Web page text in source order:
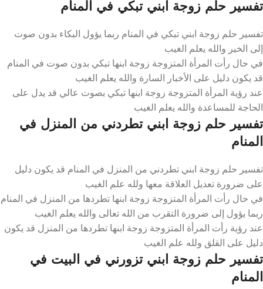
تفسير حلم زوجة ابني تبكي في المنام
تفسير حلم زوجة ابني تبكي في المنام ربما يؤول البكاء بدون صوت
إلى الخير والله يعلم الغيب
في حال رأت المرأة المتزوجة زوجة ابنها تبكي بدون صوت في المنام
قد يكون دليل على الأخبار السارة والله يعلم الغيب
عند رؤية المرأة المتزوجة زوجة ابنها تبكي بصوت عالي قد يدل على
الحاجة للمساعدة والله يعلم الغيب
تفسير حلم زوجة ابني تطردني من المنزل في
المنام
تفسير حلم زوجة ابني تطردني من المنزل في المنام قد يكون دليل
على ضرورة تعديل العلاقة معها ولله علم الغيب
في حال رأت المرأة المتزوجة زوجة ابنها تطردها من المنزل في المنام
ربما يؤول إلى ضرورة التقرب من الله تعالى والله يعلم الغيب
عند رؤية رأت المرأة المتزوجة زوجة ابنها تطردها من المنزل قد يكون
دليل على القلق ولله علم الغيب
تفسير حلم زوجة ابني تزورني في البيت في
المنام